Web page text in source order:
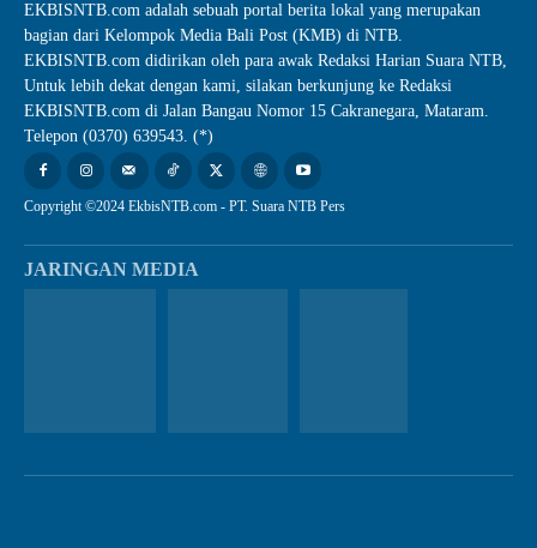
EKBISNTB.com adalah sebuah portal berita lokal yang merupakan
bagian dari Kelompok Media Bali Post (KMB) di NTB.
EKBISNTB.com didirikan oleh para awak Redaksi Harian Suara NTB,
Untuk lebih dekat dengan kami, silakan berkunjung ke Redaksi
EKBISNTB.com di Jalan Bangau Nomor 15 Cakranegara, Mataram.
Telepon (0370) 639543. (*)
Copyright ©2024 EkbisNTB.com - PT. Suara NTB Pers
JARINGAN MEDIA